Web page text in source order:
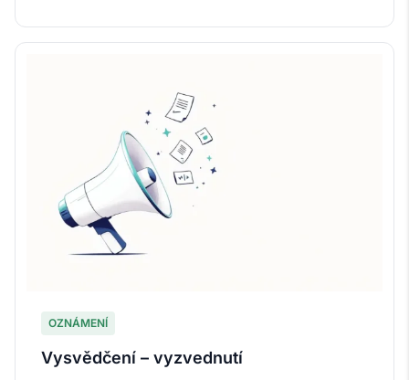
OZNÁMENÍ
Vysvědčení – vyzvednutí